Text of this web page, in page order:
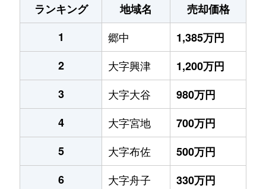
ランキング
地域名
売却価格
1
郷中
1,385万円
2
大字興津
1,200万円
3
大字大谷
980万円
4
大字宮地
700万円
5
大字布佐
500万円
6
大字舟子
330万円